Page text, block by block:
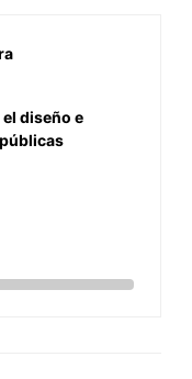
diseño e